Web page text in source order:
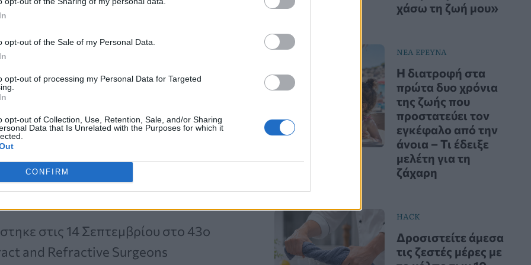
opt-out of the Sale of my Personal Data.
opt-out of processing my Personal Data for Targeted
opt-out of Collection, Use, Retention, Sale, and/or Sharing
Data that Is Unrelated with the Purposes for which it
CONFIRM
όπως η
πυκνότητα πρωτεϊνών
της ηλικίας, μια δυσκολία
κείμενα και συχνά καταφεύγουν σε
είναι τόσο απλή όσο η χρήση
φορέςτηνημέρα.
στις 14 Σεπτεμβρίου στο 43ο
and Refractive Surgeons
χάσω τη ζωή μου»
ΝΕΑ ΕΡΕΥΝΑ
Η διατροφή στα
πρώτα δυο χρόνια
της ζωής που
προστατεύει τον
εγκέφαλο από την
άνοια – Τι έδειξε
μελέτη για τη
ζάχαρη
HACK
Δροσιστείτε άμεσα
τις ζεστές μέρες με